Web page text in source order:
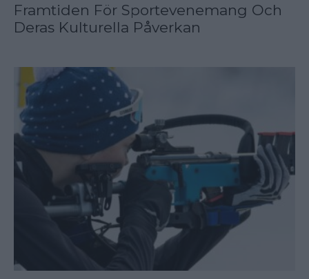
Framtiden För Sportevenemang Och
Deras Kulturella Påverkan